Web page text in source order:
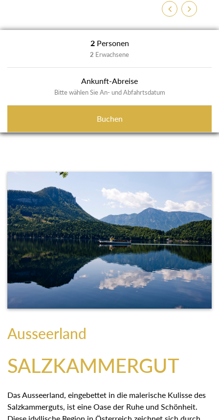
ZurückWeiter
2 Personen
2 Erwachsene
Ankunft-Abreise
Bitte wählen Sie An- und Abfahrtsdatum
Buchen
Ausseerland
SALZKAMMERGUT
Das Ausseerland, eingebettet in die malerische Kulisse des
Salzkammerguts, ist eine Oase der Ruhe und Schönheit.
Diese idyllische Region in Österreich zeichnet sich durch